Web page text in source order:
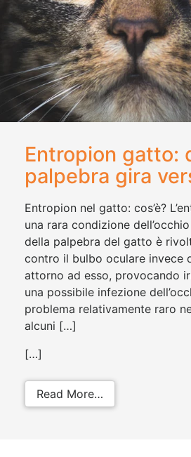
Entropion gatto:
palpebra gira
Entropion nel gatto: cos’è?
una rara condizione
della palpebra del gatto è
contro il bulbo oculare invece
attorno ad esso, provocando
una possibile infezione
problema relativamente raro
alcuni […]
[…]
Read More…